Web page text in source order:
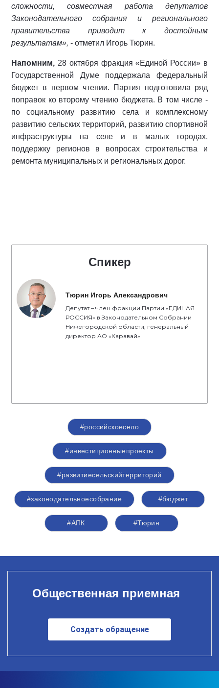
сложности, совместная работа депутатов
Законодательного собрания и регионального
правительства приводит к достойным
результатам», - отметил Игорь Тюрин.
Напомним, 28 октября фракция «Единой России» в
Государственной Думе поддержала федеральный
бюджет в первом чтении. Партия подготовила ряд
поправок ко второму чтению бюджета. В том числе -
по социальному развитию села и комплексному
развитию сельских территорий, развитию спортивной
инфраструктуры на селе и в малых городах,
поддержку регионов в вопросах строительства и
ремонта муниципальных и региональных дорог.
Спикер
Тюрин Игорь Александрович
Депутат – член фракции Партии «ЕДИНАЯ
РОССИЯ» в Законодательном Собрании
Нижегородской области, генеральный
директор АО «Каравай»
#российскоесело
#инвестиционныепроекты
#развитиесельскийтерриторий
#законодательноесобрание #бюджет
#АПК #Тюрин
Общественная приемная
Создать обращение